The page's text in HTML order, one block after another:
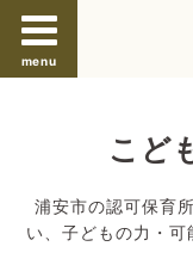
menu
こど
浦安市の認可保育
い、子どもの力・